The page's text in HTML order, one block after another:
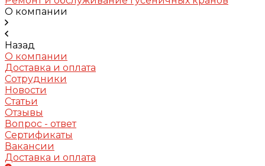
О компании
Назад
О компании
Доставка и оплата
Сотрудники
Новости
Статьи
Отзывы
Вопрос - ответ
Сертификаты
Вакансии
Доставка и оплата